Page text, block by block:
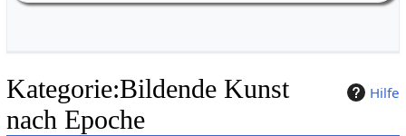
Hilfe
Kategorie:Bildende Kunst
nach Epoche